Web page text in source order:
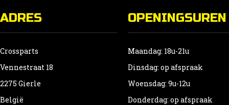
ADRES
Crossparts
Vennestraat 18
2275 Gierle
België
OPENINGSUREN
Maandag: 18u-21u
Dinsdag: op afspraak
Woensdag: 9u-12u
Donderdag: op afspraak